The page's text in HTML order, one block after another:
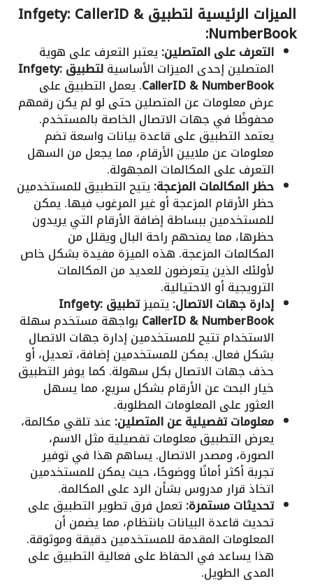
الميزات الرئيسية لتطبيق Infgety: CallerID &
NumberBook:
التعرف على المتصلين:يعتبر التعرف على هوية
المتصلين إحدى الميزات الأساسية لتطبيق Infgety:
CallerID & NumberBook. يعمل التطبيق على
عرض معلومات عن المتصلين حتى لو لم يكن رقمهم
محفوظًا في جهات الاتصال الخاصة بالمستخدم.
يعتمد التطبيق على قاعدة بيانات واسعة تضم
معلومات عن ملايين الأرقام، مما يجعل من السهل
التعرف على المكالمات المجهولة.
حظر المكالمات المزعجة:يتيح التطبيق للمستخدمين
حظر الأرقام المزعجة أو غير المرغوب فيها. يمكن
للمستخدمين ببساطة إضافة الأرقام التي يريدون
حظرها، مما يمنحهم راحة البال ويقلل من
المكالمات المزعجة. هذه الميزة مفيدة بشكل خاص
لأولئك الذين يتعرضون للعديد من المكالمات
الترويجية أو الاحتيالية.
إدارة جهات الاتصال:يتميز تطبيق Infgety:
CallerID & NumberBook بواجهة مستخدم سهلة
الاستخدام تتيح للمستخدمين إدارة جهات الاتصال
بشكل فعال. يمكن للمستخدمين إضافة، تعديل، أو
حذف جهات الاتصال بكل سهولة. كما يوفر التطبيق
خيار البحث عن الأرقام بشكل سريع، مما يسهل
العثور على المعلومات المطلوبة.
معلومات تفصيلية عن المتصلين: عند تلقي مكالمة،
يعرض التطبيق معلومات تفصيلية مثل الاسم،
الصورة، ومصدر الاتصال. يساهم هذا في توفير
تجربة أكثر أمانًا ووضوحًا، حيث يمكن للمستخدمين
اتخاذ قرار مدروس بشأن الرد على المكالمة.
تحديثات مستمرة:تعمل فرق تطوير التطبيق على
تحديث قاعدة البيانات بانتظام، مما يضمن أن
المعلومات المقدمة للمستخدمين دقيقة وموثوقة.
هذا يساعد في الحفاظ على فعالية التطبيق على
المدى الطويل.